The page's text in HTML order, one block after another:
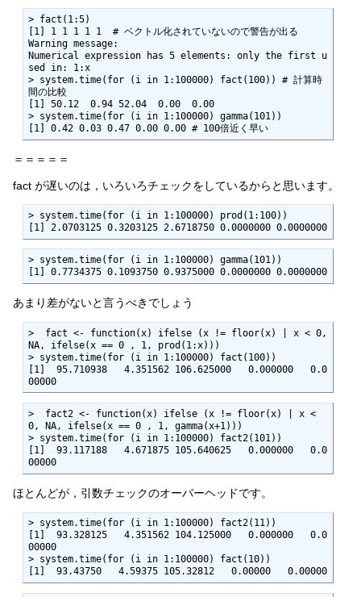
> fact(1:5)
[1] 1 1 1 1 1  # ベクトル化されていないので警告が出る
Warning message:
Numerical expression has 5 elements: only the first u
sed in: 1:x
> system.time(for (i in 1:100000) fact(100)) # 計算時
間の比較
[1] 50.12  0.94 52.04  0.00  0.00
> system.time(for (i in 1:100000) gamma(101))
[1] 0.42 0.03 0.47 0.00 0.00 # 100倍近く早い
＝＝＝＝＝
fact が遅いのは，いろいろチェックをしているからと思います。
> system.time(for (i in 1:100000) prod(1:100))
[1] 2.0703125 0.3203125 2.6718750 0.0000000 0.0000000
> system.time(for (i in 1:100000) gamma(101))
[1] 0.7734375 0.1093750 0.9375000 0.0000000 0.0000000
あまり差がないと言うべきでしょう
>  fact <- function(x) ifelse (x != floor(x) | x < 0,
NA, ifelse(x == 0 , 1, prod(1:x)))
> system.time(for (i in 1:100000) fact(100))
[1]  95.710938   4.351562 106.625000   0.000000   0.0
00000
>  fact2 <- function(x) ifelse (x != floor(x) | x <
0, NA, ifelse(x == 0 , 1, gamma(x+1)))
> system.time(for (i in 1:100000) fact2(101))
[1]  93.117188   4.671875 105.640625   0.000000   0.0
00000
ほとんどが，引数チェックのオーバーヘッドです。
> system.time(for (i in 1:100000) fact2(11))
[1]  93.328125   4.351562 104.125000   0.000000   0.0
00000
> system.time(for (i in 1:100000) fact(10))
[1]  93.43750   4.59375 105.32812   0.00000   0.00000